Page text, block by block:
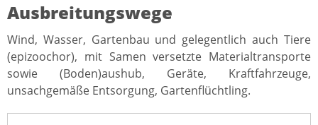
Ausbreitungswege
Wind, Wasser, Gartenbau und gelegentlich auch Tiere
(epizoochor), mit Samen versetzte Materialtransporte
sowie (Boden)aushub, Geräte, Kraftfahrzeuge,
unsachgemäße Entsorgung, Gartenflüchtling.